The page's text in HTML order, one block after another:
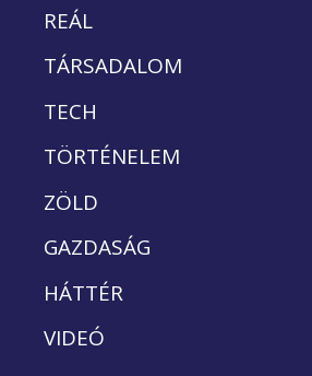
REÁL
TÁRSADALOM
TECH
TÖRTÉNELEM
ZÖLD
GAZDASÁG
HÁTTÉR
VIDEÓ